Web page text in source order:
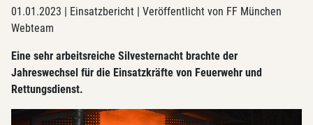
01.01.2023 | Einsatzbericht | Veröffentlicht von FF München
Webteam
Eine sehr arbeitsreiche Silvesternacht brachte der
Jahreswechsel für die Einsatzkräfte von Feuerwehr und
Rettungsdienst.